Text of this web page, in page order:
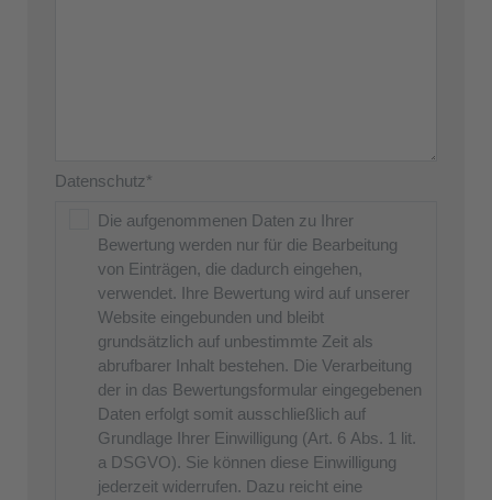
Datenschutz*
Die aufgenommenen Daten zu Ihrer
Bewertung werden nur für die Bearbeitung
von Einträgen, die dadurch eingehen,
verwendet. Ihre Bewertung wird auf unserer
Website eingebunden und bleibt
grundsätzlich auf unbestimmte Zeit als
abrufbarer Inhalt bestehen. Die Verarbeitung
der in das Bewertungsformular eingegebenen
Daten erfolgt somit ausschließlich auf
Grundlage Ihrer Einwilligung (Art. 6 Abs. 1 lit.
a DSGVO). Sie können diese Einwilligung
jederzeit widerrufen. Dazu reicht eine